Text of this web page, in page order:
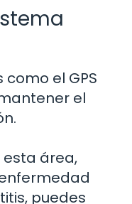
el GPS
el
esta área,
puedes